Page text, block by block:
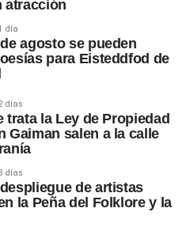
atracción
día
agosto se pueden
para Eisteddfod de
días
trata la Ley de Propiedad
Gaiman salen a la calle
días
de artistas
la Peña del Folklore y la